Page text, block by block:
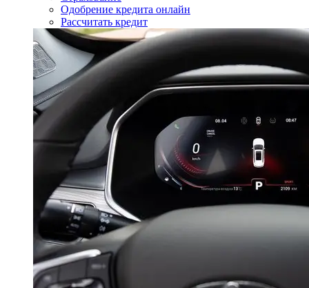
Одобрение кредита онлайн
Рассчитать кредит